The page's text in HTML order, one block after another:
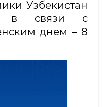
Узбекистан
в связи с
днем – 8